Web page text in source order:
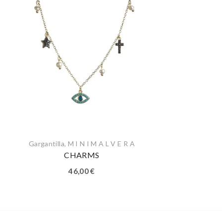
Gargantilla, M I N I M A L V E R A
CHARMS
46,00€